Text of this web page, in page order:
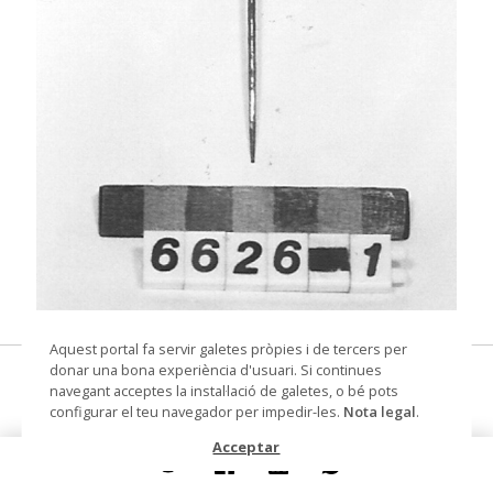
© Museu de les Terres de l'Ebre
agulla de cosir
Datació 1958
Aquest portal fa servir galetes pròpies i de tercers per
donar una bona experiència d'usuari. Si continues
navegant acceptes la instal·lació de galetes, o bé pots
configurar el teu navegador per impedir-les. Nota legal.
Acceptar